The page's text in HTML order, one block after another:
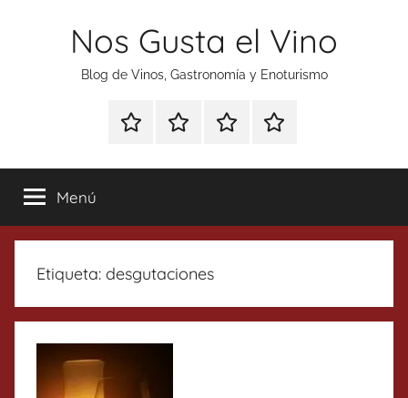
Nos Gusta el Vino
Blog de Vinos, Gastronomía y Enoturismo
Especial
Tonics
Enoturismo
Gastronomía
RankingContacto
Menú
Etiqueta: desgutaciones